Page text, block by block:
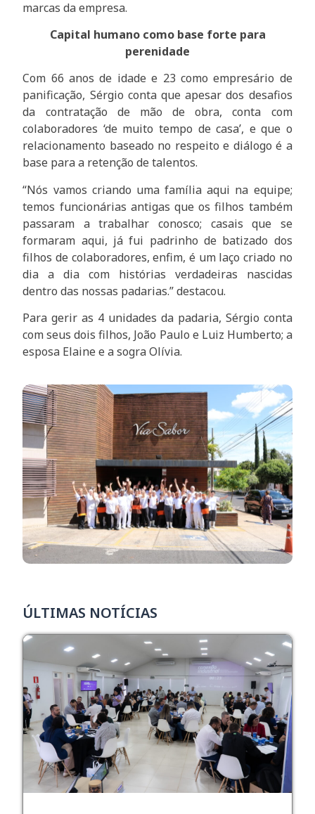
marcas da empresa.
Capital humano como base forte para
perenidade
Com 66 anos de idade e 23 como empresário de
panificação, Sérgio conta que apesar dos desafios
da contratação de mão de obra, conta com
colaboradores ‘de muito tempo de casa’, e que o
relacionamento baseado no respeito e diálogo é a
base para a retenção de talentos.
“Nós vamos criando uma família aqui na equipe;
temos funcionárias antigas que os filhos também
passaram a trabalhar conosco; casais que se
formaram aqui, já fui padrinho de batizado dos
filhos de colaboradores, enfim, é um laço criado no
dia a dia com histórias verdadeiras nascidas
dentro das nossas padarias.” destacou.
Para gerir as 4 unidades da padaria, Sérgio conta
com seus dois filhos, João Paulo e Luiz Humberto; a
esposa Elaine e a sogra Olívia.
ÚLTIMAS NOTÍCIAS